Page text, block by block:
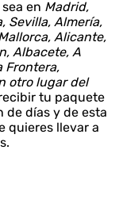
en Madrid,
Sevilla, Almería,
Alicante,
Albacete, A
Frontera,
otro lugar del
tu paquete
de días y de esta
quieres llevar a